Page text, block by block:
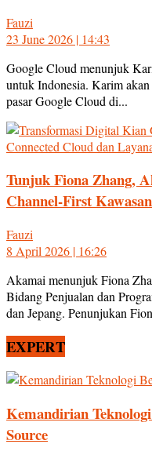
Fauzi
23 June 2026 | 14:43
Google Cloud menunjuk
untuk Indonesia. Karim
pasar Google Cloud di...
Tunjuk Fiona Zhang,
Channel-First
Fauzi
8 April 2026 | 16:26
Akamai menunjuk Fiona
Bidang Penjualan dan
dan Jepang. Penunjukan
EXPERT
Kemandirian
Source